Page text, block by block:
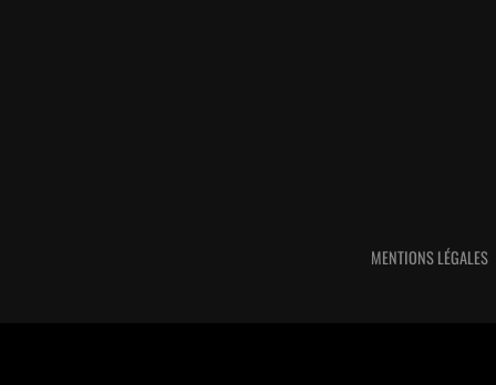
MENTIONS LÉGALES